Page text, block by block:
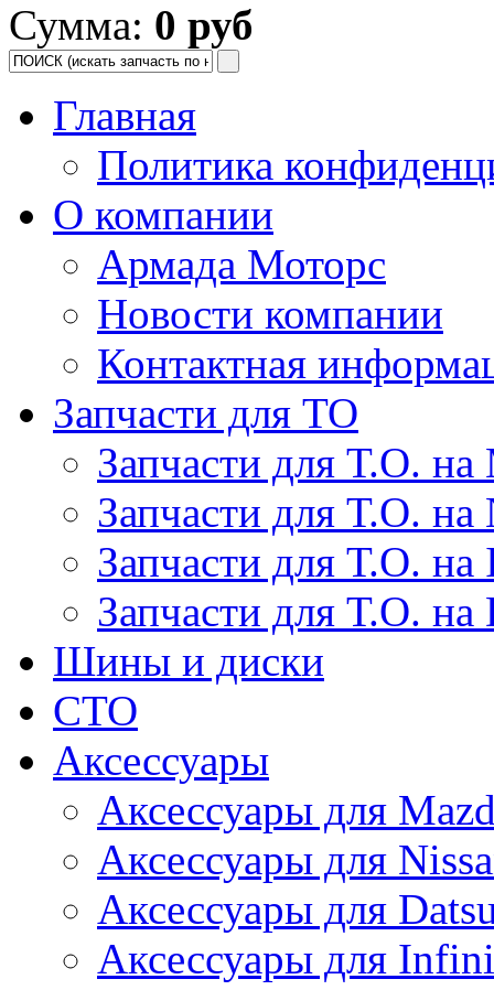
Сумма: 0 руб
Главная
Политика
О компании
Армада Моторс
Новости компании
Контактная
Запчасти для ТО
Запчасти для Т.О. на
Запчасти для Т.О. на
Запчасти для Т.О.
Запчасти для Т.О. на
Шины и диски
СТО
Аксессуары
Аксессуары для
Аксессуары для
Аксессуары для
Аксессуары для